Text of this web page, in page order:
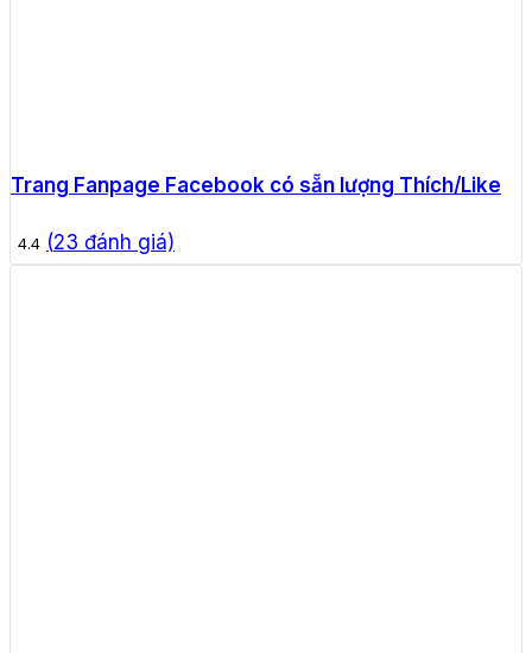
Trang Fanpage Facebook có sẵn lượng Thích/Like
4.4 (23 đánh giá)